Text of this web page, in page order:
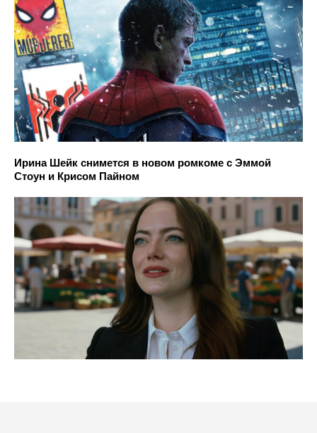
Ирина Шейк снимется в новом ромкоме с Эммой
Стоун и Крисом Пайном